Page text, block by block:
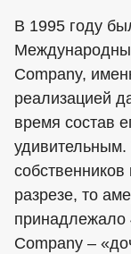
В 1995 году
Company,
реализацией
время состав
удивительным.
разрезе, то
принадлежало
Company –